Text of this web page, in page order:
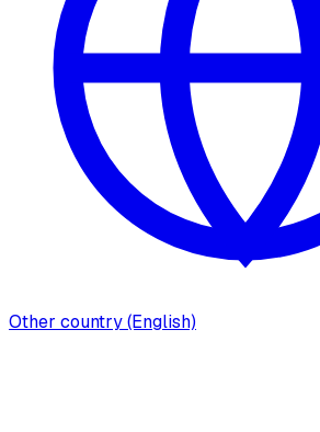
Other country (English)